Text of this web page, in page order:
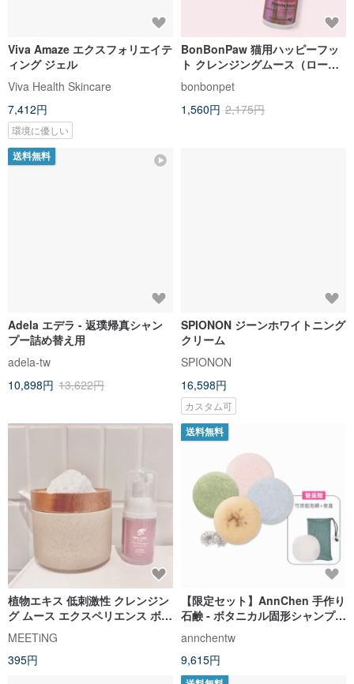
Viva Amaze エクスフォリエイテ
ィング ジェル
Viva Health Skincare
7,412円
環境に優しい
BonBonPaw 猫用ハッピーフッ
ト クレンジングムース（ローズ
ゼラニウム）使用期限：2027 年
2 月
bonbonpet
1,560円 2,175円
送料無料
Adela エデラ - 返璞帰真シャン
プー詰め替え用
adela-tw
10,898円 13,622円
SPIONON ジーンホワイトニング
クリーム
SPIONON
16,598円
カスタム可
植物エキス 低刺激性 クレンジン
グ ムース エクスペリエンス ボト
ル - カレンデュラ モイスチャラ
イジング 30ml
MEETiNG
395円
送料無料
【限定セット】AnnChen 手作り
石鹸 - ボタニカル固形シャンプー
4 個セット - 選べる 2 つのギフト
付き（泡立てネット/ソープケー
ス）
annchentw
9,615円